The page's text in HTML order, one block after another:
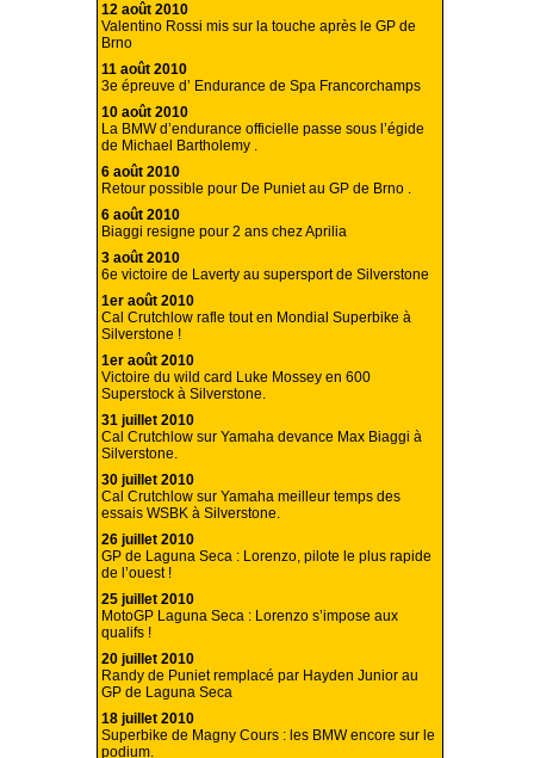
12 août 2010
Valentino Rossi mis sur la touche après le GP de
Brno
11 août 2010
3e épreuve d’ Endurance de Spa Francorchamps
10 août 2010
La BMW d’endurance officielle passe sous l’égide
de Michael Bartholemy .
6 août 2010
Retour possible pour De Puniet au GP de Brno .
6 août 2010
Biaggi resigne pour 2 ans chez Aprilia
3 août 2010
6e victoire de Laverty au supersport de Silverstone
1er août 2010
Cal Crutchlow rafle tout en Mondial Superbike à
Silverstone !
1er août 2010
Victoire du wild card Luke Mossey en 600
Superstock à Silverstone.
31 juillet 2010
Cal Crutchlow sur Yamaha devance Max Biaggi à
Silverstone.
30 juillet 2010
Cal Crutchlow sur Yamaha meilleur temps des
essais WSBK à Silverstone.
26 juillet 2010
GP de Laguna Seca : Lorenzo, pilote le plus rapide
de l’ouest !
25 juillet 2010
MotoGP Laguna Seca : Lorenzo s’impose aux
qualifs !
20 juillet 2010
Randy de Puniet remplacé par Hayden Junior au
GP de Laguna Seca
18 juillet 2010
Superbike de Magny Cours : les BMW encore sur le
podium.